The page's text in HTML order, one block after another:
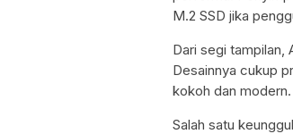
M.2 SSD jika
Dari segi tampilan,
Desainnya cukup
kokoh dan modern.
Salah satu